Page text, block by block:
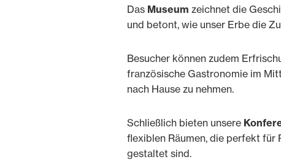
Das Museum zeichnet die
und betont, wie unser Erbe die
Besucher können zudem
französische Gastronomie im
nach Hause zu nehmen.
Schließlich bieten unsere
flexiblen Räumen, die perfekt für
gestaltet sind.